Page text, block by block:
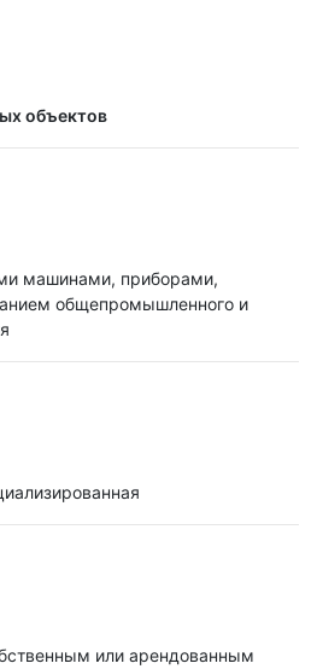
объектов
машинами, приборами,
общепромышленного и
или арендованным